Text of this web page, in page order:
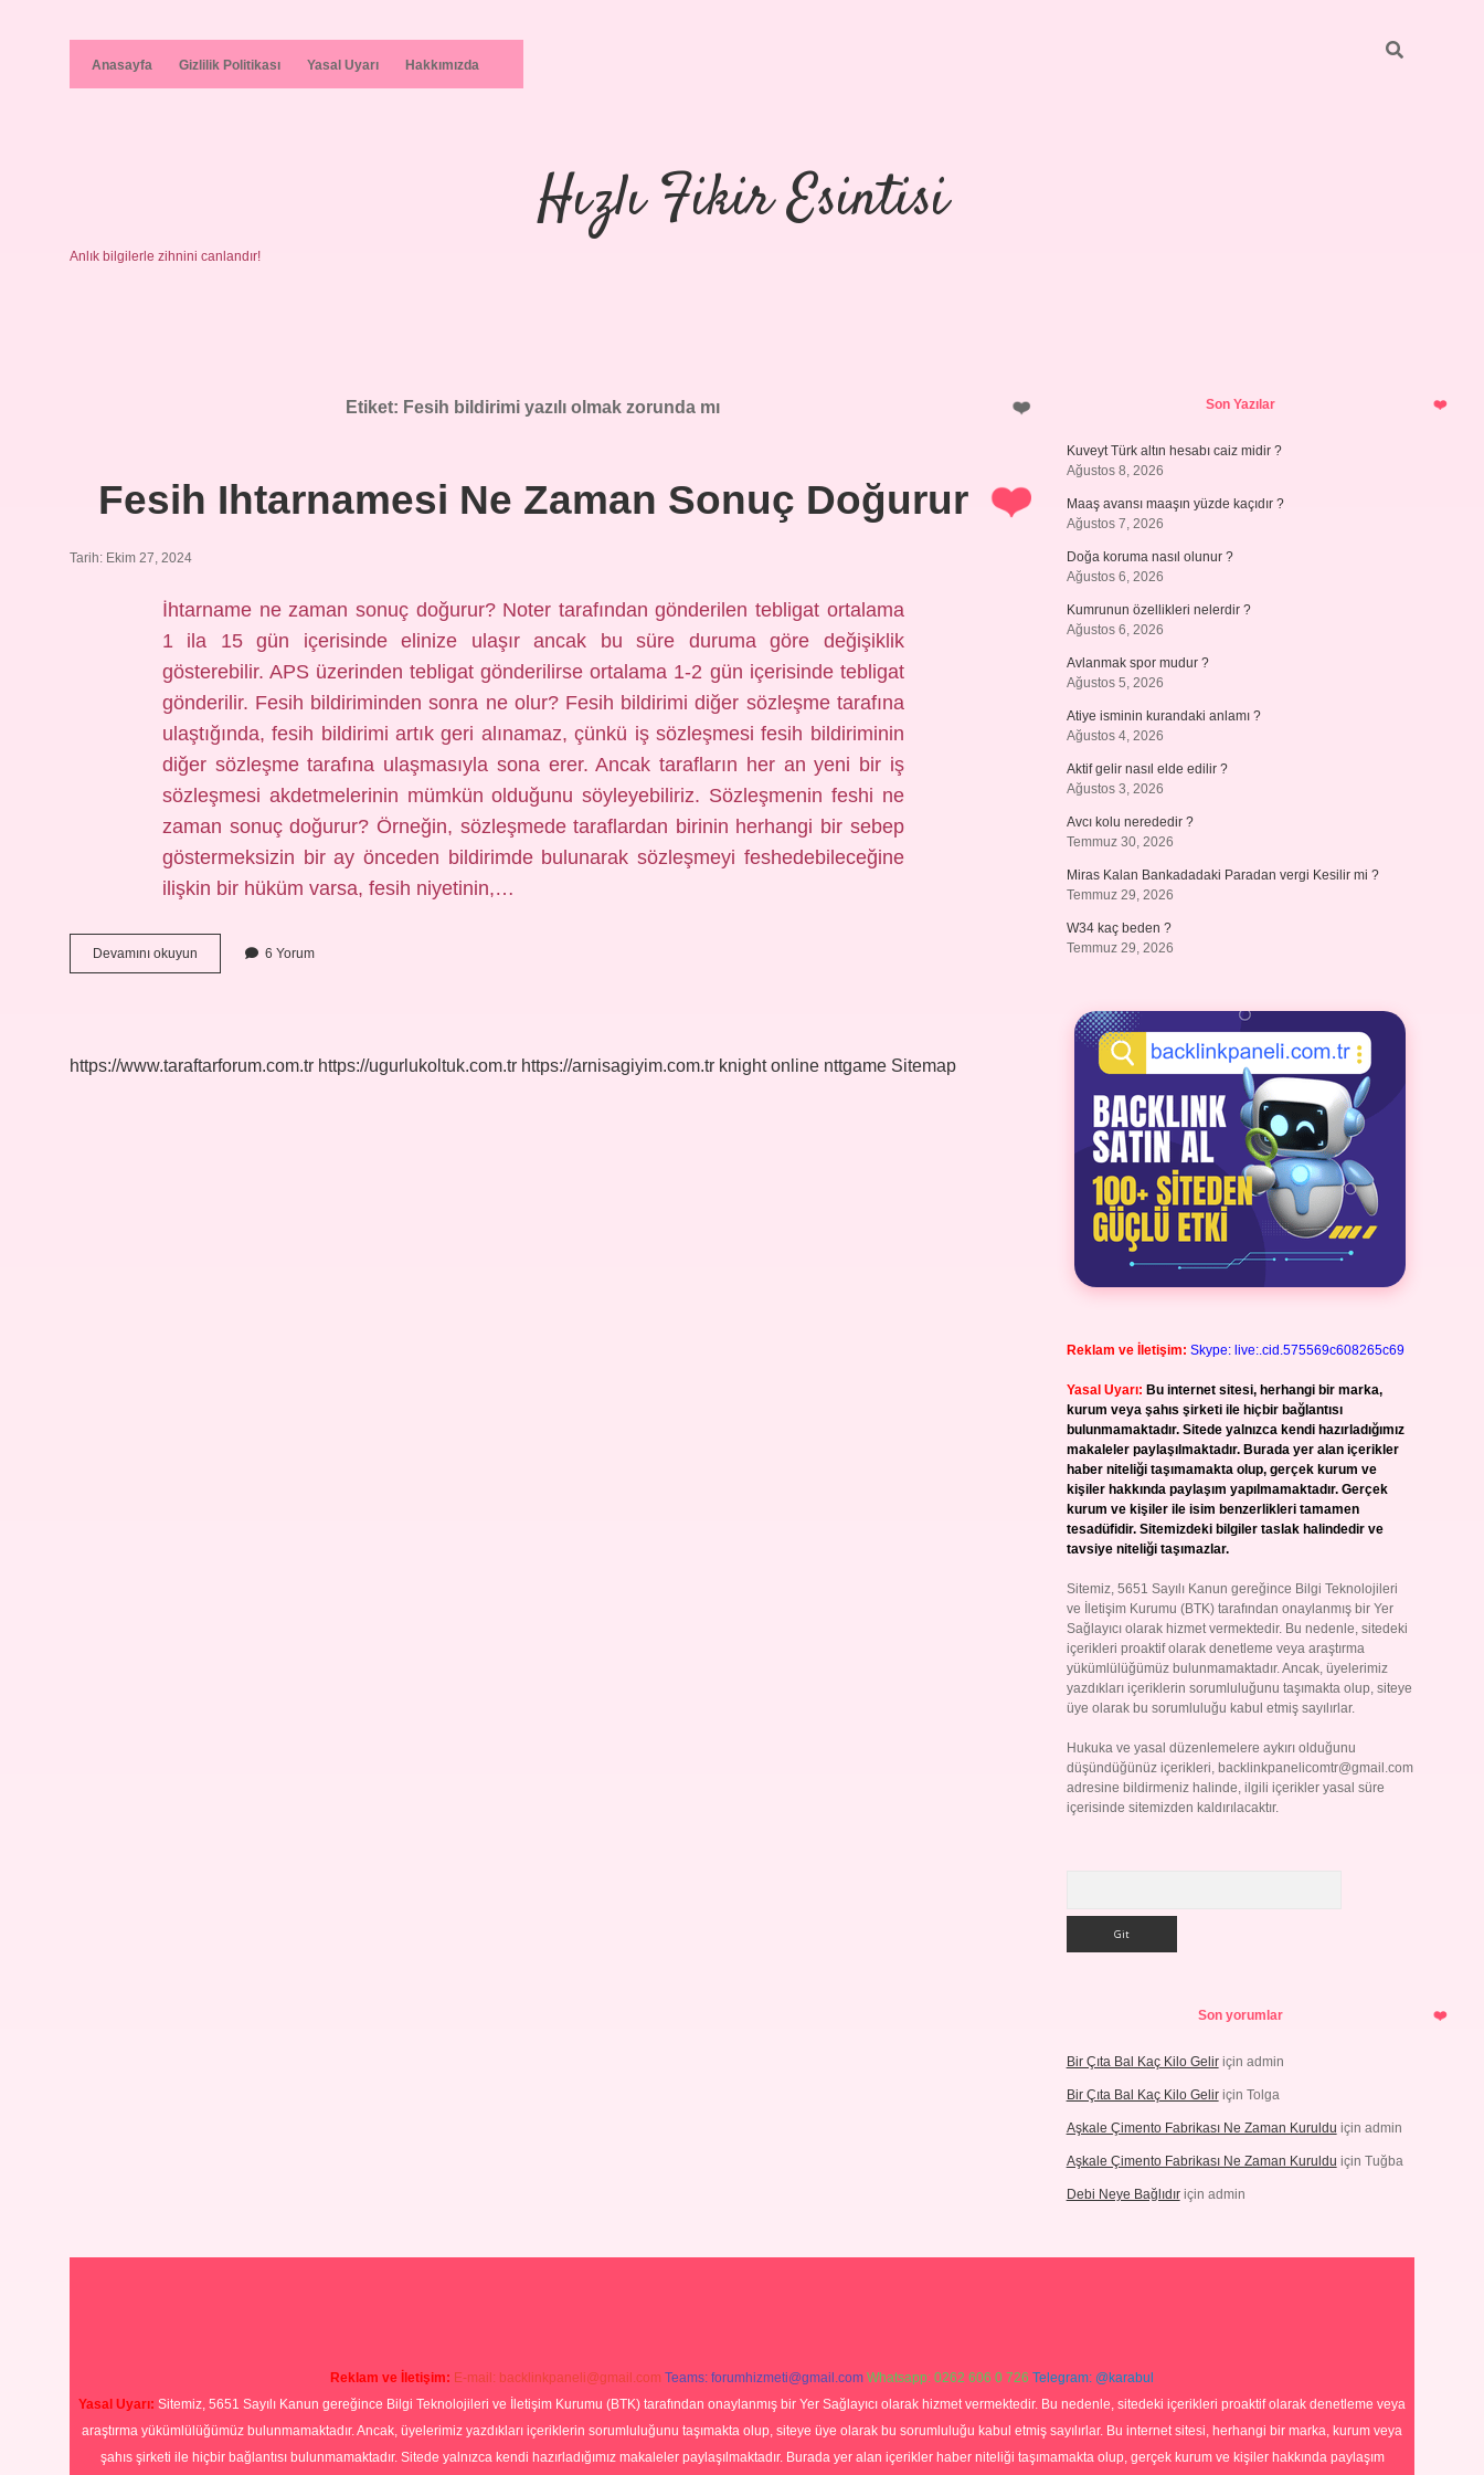
Anasayfa Gizlilik Politikası Yasal Uyarı Hakkımızda
Hızlı Fikir Esintisi
Anlık bilgilerle zihnini canlandır!
Etiket: Fesih bildirimi yazılı olmak zorunda mı
Fesih Ihtarnamesi Ne Zaman Sonuç Doğurur
Tarih: Ekim 27, 2024
İhtarname ne zaman sonuç doğurur? Noter tarafından gönderilen tebligat ortalama
1 ila 15 gün içerisinde elinize ulaşır ancak bu süre duruma göre değişiklik
gösterebilir. APS üzerinden tebligat gönderilirse ortalama 1-2 gün içerisinde tebligat
gönderilir. Fesih bildiriminden sonra ne olur? Fesih bildirimi diğer sözleşme tarafına
ulaştığında, fesih bildirimi artık geri alınamaz, çünkü iş sözleşmesi fesih bildiriminin
diğer sözleşme tarafına ulaşmasıyla sona erer. Ancak tarafların her an yeni bir iş
sözleşmesi akdetmelerinin mümkün olduğunu söyleyebiliriz. Sözleşmenin feshi ne
zaman sonuç doğurur? Örneğin, sözleşmede taraflardan birinin herhangi bir sebep
göstermeksizin bir ay önceden bildirimde bulunarak sözleşmeyi feshedebileceğine
ilişkin bir hüküm varsa, fesih niyetinin,…
Devamını okuyun
Ihtarnamesi
6 Yorum
https://www.taraftarforum.com.tr https://ugurlukoltuk.com.tr https://arnisagiyim.com.tr knight online nttgame Sitemap
SidebarSon Yazılar
Kuveyt Türk altın hesabı caiz midir ?
Ağustos 8, 2026
Maaş avansı maaşın yüzde kaçıdır ?
Ağustos 7, 2026
Doğa koruma nasıl olunur ?
Ağustos 6, 2026
Kumrunun özellikleri nelerdir ?
Ağustos 6, 2026
Avlanmak spor mudur ?
Ağustos 5, 2026
Atiye isminin kurandaki anlamı ?
Ağustos 4, 2026
Aktif gelir nasıl elde edilir ?
Ağustos 3, 2026
Avcı kolu nerededir ?
Temmuz 30, 2026
Miras Kalan Bankadadaki Paradan vergi Kesilir mi ?
Temmuz 29, 2026
W34 kaç beden ?
Temmuz 29, 2026
Reklam ve İletişim: Skype: live:.cid.575569c608265c69
Yasal Uyarı: Bu internet sitesi, herhangi bir marka,
kurum veya şahıs şirketi ile hiçbir bağlantısı
bulunmamaktadır. Sitede yalnızca kendi hazırladığımız
makaleler paylaşılmaktadır. Burada yer alan içerikler
haber niteliği taşımamakta olup, gerçek kurum ve
kişiler hakkında paylaşım yapılmamaktadır. Gerçek
kurum ve kişiler ile isim benzerlikleri tamamen
tesadüfidir. Sitemizdeki bilgiler taslak halindedir ve
tavsiye niteliği taşımazlar.
Sitemiz, 5651 Sayılı Kanun gereğince Bilgi Teknolojileri
ve İletişim Kurumu (BTK) tarafından onaylanmış bir Yer
Sağlayıcı olarak hizmet vermektedir. Bu nedenle, sitedeki
içerikleri proaktif olarak denetleme veya araştırma
yükümlülüğümüz bulunmamaktadır. Ancak, üyelerimiz
yazdıkları içeriklerin sorumluluğunu taşımakta olup, siteye
üye olarak bu sorumluluğu kabul etmiş sayılırlar.
Hukuka ve yasal düzenlemelere aykırı olduğunu
düşündüğünüz içerikleri, backlinkpanelicomtr@gmail.com
adresine bildirmeniz halinde, ilgili içerikler yasal süre
içerisinde sitemizden kaldırılacaktır.
Son yorumlar
Bir Çıta Bal Kaç Kilo Geliriçin admin
Bir Çıta Bal Kaç Kilo Geliriçin Tolga
Aşkale Çimento Fabrikası Ne Zaman Kuruldu için admin
Aşkale Çimento Fabrikası Ne Zaman Kuruldu için Tuğba
Debi Neye Bağlıdıriçin admin
Reklam ve İletişim: E-mail: backlinkpaneli@gmail.com Teams: forumhizmeti@gmail.com Whatsapp: 0262 606 0 726 Telegram: @karabul
Yasal Uyarı: Sitemiz, 5651 Sayılı Kanun gereğince Bilgi Teknolojileri ve İletişim Kurumu (BTK) tarafından onaylanmış bir Yer Sağlayıcı olarak hizmet vermektedir. Bu nedenle, sitedeki içerikleri proaktif olarak denetleme veya
araştırma yükümlülüğümüz bulunmamaktadır. Ancak, üyelerimiz yazdıkları içeriklerin sorumluluğunu taşımakta olup, siteye üye olarak bu sorumluluğu kabul etmiş sayılırlar. Bu internet sitesi, herhangi bir marka, kurum veya
şahıs şirketi ile hiçbir bağlantısı bulunmamaktadır. Sitede yalnızca kendi hazırladığımız makaleler paylaşılmaktadır. Burada yer alan içerikler haber niteliği taşımamakta olup, gerçek kurum ve kişiler hakkında paylaşım